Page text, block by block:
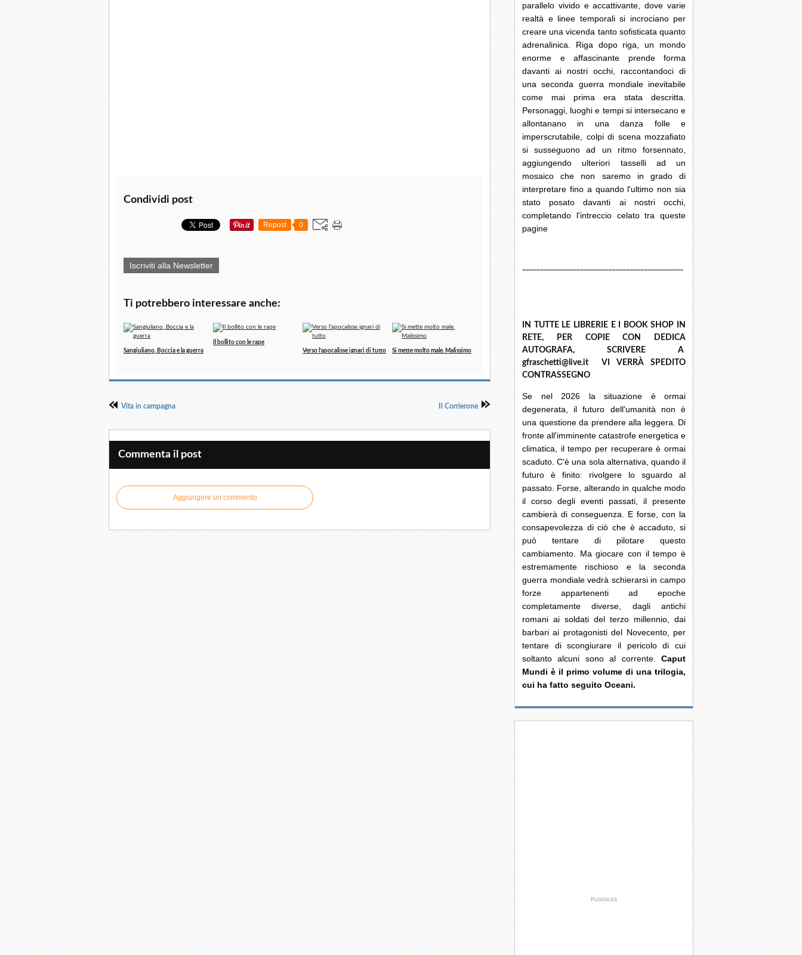
Condividi post
Repost 0
Iscriviti alla Newsletter
Ti potrebbero interessare anche:
Sangiuliano, Boccia e la guerra
Il bollito con le rape
Verso l’apocalisse ignari di tutto
Si mette molto male. Malissimo
Vita in campagna Il Corrierone
Commenta il post
Aggiungere un commento
parallelo vivido e accattivante, dove varie
realtà e linee temporali si incrociano per
creare una vicenda tanto sofisticata quanto
adrenalinica. Riga dopo riga, un mondo
enorme e affascinante prende forma
davanti ai nostri occhi, raccontandoci di
una seconda guerra mondiale inevitabile
come mai prima era stata descritta.
Personaggi, luoghi e tempi si intersecano e
allontanano in una danza folle e
imperscrutabile, colpi di scena mozzafiato
si susseguono ad un ritmo forsennato,
aggiungendo ulteriori tasselli ad un
mosaico che non saremo in grado di
interpretare fino a quando l'ultimo non sia
stato posato davanti ai nostri occhi,
completando l'intreccio celato tra queste
pagine
IN TUTTE LE LIBRERIE E I BOOK SHOP IN
RETE, PER COPIE CON DEDICA
AUTOGRAFA, SCRIVERE A
gfraschetti@live.it VI VERRÀ SPEDITO
CONTRASSEGNO
Se nel 2026 la situazione è ormai
degenerata, il futuro dell'umanità non è
una questione da prendere alla leggera. Di
fronte all'imminente catastrofe energetica e
climatica, il tempo per recuperare è ormai
scaduto. C'è una sola alternativa, quando il
futuro è finito: rivolgere lo sguardo al
passato. Forse, alterando in qualche modo
il corso degli eventi passati, il presente
cambierà di conseguenza. E forse, con la
consapevolezza di ciò che è accaduto, si
può tentare di pilotare questo
cambiamento. Ma giocare con il tempo è
estremamente rischioso e la seconda
guerra mondiale vedrà schierarsi in campo
forze appartenenti ad epoche
completamente diverse, dagli antichi
romani ai soldati del terzo millennio, dai
barbari ai protagonisti del Novecento, per
tentare di scongiurare il pericolo di cui
soltanto alcuni sono al corrente. Caput
Mundi è il primo volume di una trilogia,
cui ha fatto seguito Oceani.
Pubblicità